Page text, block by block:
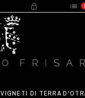
1
VIGNETI DI TERRA